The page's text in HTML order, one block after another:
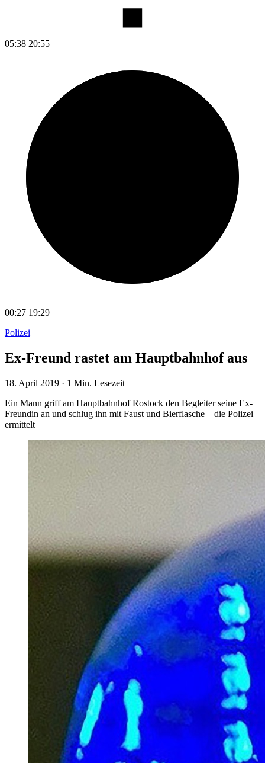
05:38 20:55
00:27 19:29
Polizei
Ex-Freund rastet am Hauptbahnhof aus
18. April 2019 · 1 Min. Lesezeit
Ein Mann griff am Hauptbahnhof Rostock den Begleiter seine Ex-
Freundin an und schlug ihn mit Faust und Bierflasche – die Polizei
ermittelt